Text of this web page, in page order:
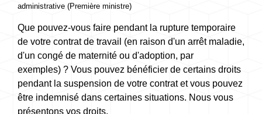
administrative (Première ministre)
Que pouvez-vous faire pendant la rupture temporaire
de votre contrat de travail (en raison d'un arrêt maladie,
d'un congé de maternité ou d'adoption, par
exemples) ? Vous pouvez bénéficier de certains droits
pendant la suspension de votre contrat et vous pouvez
être indemnisé dans certaines situations. Nous vous
présentons vos droits.